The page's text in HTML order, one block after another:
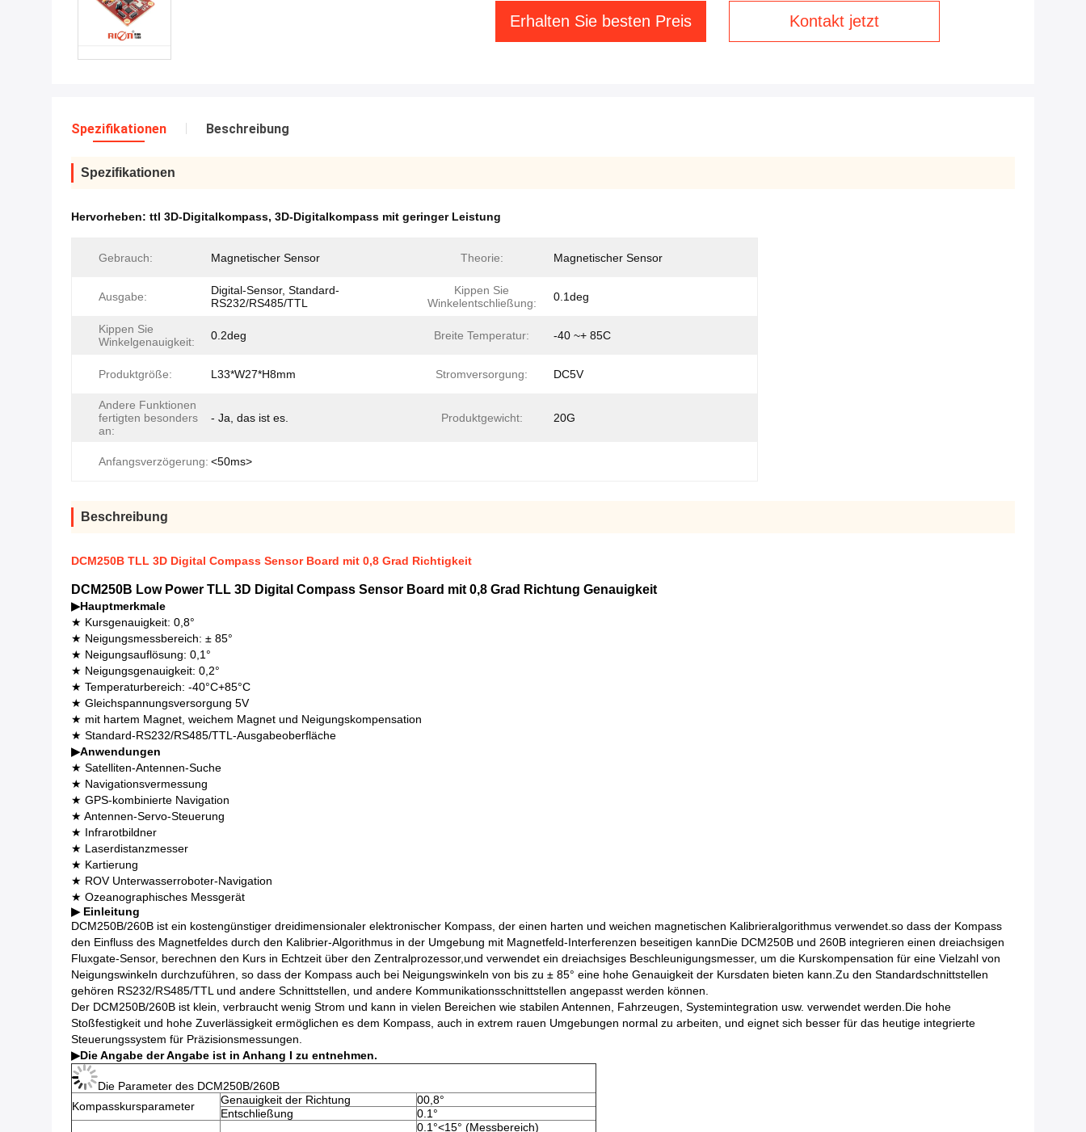
Erhalten Sie besten Preis Kontakt jetzt
Spezifikationen Beschreibung
Spezifikationen
Hervorheben: ttl 3D-Digitalkompass, 3D-Digitalkompass mit geringer Leistung
Gebrauch: Magnetischer Sensor Theorie: Magnetischer Sensor
Ausgabe:
Digital-Sensor, Standard-
RS232/RS485/TTL
Kippen Sie
Winkelentschließung:
0.1deg
Kippen Sie
Winkelgenauigkeit:
0.2deg Breite Temperatur: -40 ~+ 85C
Produktgröße: L33*W27*H8mm Stromversorgung: DC5V
Andere Funktionen
fertigten besonders
an:
- Ja, das ist es. Produktgewicht: 20G
Anfangsverzögerung: <50ms>
Beschreibung
DCM250B TLL 3D Digital Compass Sensor Board mit 0,8 Grad Richtigkeit
DCM250B Low Power TLL 3D Digital Compass Sensor Board mit 0,8 Grad Richtung Genauigkeit
▶Hauptmerkmale
★ Kursgenauigkeit: 0,8°
★ Neigungsmessbereich: ± 85°
★ Neigungsauflösung: 0,1°
★ Neigungsgenauigkeit: 0,2°
★ Temperaturbereich: -40°C+85°C
★ Gleichspannungsversorgung 5V
★ mit hartem Magnet, weichem Magnet und Neigungskompensation
★ Standard-RS232/RS485/TTL-Ausgabeoberfläche
▶Anwendungen
★ Satelliten-Antennen-Suche
★ Navigationsvermessung
★ GPS-kombinierte Navigation
★ Antennen-Servo-Steuerung
★ Infrarotbildner
★ Laserdistanzmesser
★ Kartierung
★ ROV Unterwasserroboter-Navigation
★ Ozeanographisches Messgerät
▶ Einleitung
DCM250B/260B ist ein kostengünstiger dreidimensionaler elektronischer Kompass, der einen harten und weichen magnetischen Kalibrieralgorithmus verwendet.so dass der Kompass
den Einfluss des Magnetfeldes durch den Kalibrier-Algorithmus in der Umgebung mit Magnetfeld-Interferenzen beseitigen kannDie DCM250B und 260B integrieren einen dreiachsigen
Fluxgate-Sensor, berechnen den Kurs in Echtzeit über den Zentralprozessor,und verwendet ein dreiachsiges Beschleunigungsmesser, um die Kurskompensation für eine Vielzahl von
Neigungswinkeln durchzuführen, so dass der Kompass auch bei Neigungswinkeln von bis zu ± 85° eine hohe Genauigkeit der Kursdaten bieten kann.Zu den Standardschnittstellen
gehören RS232/RS485/TTL und andere Schnittstellen, und andere Kommunikationsschnittstellen angepasst werden können.
Der DCM250B/260B ist klein, verbraucht wenig Strom und kann in vielen Bereichen wie stabilen Antennen, Fahrzeugen, Systemintegration usw. verwendet werden.Die hohe
Stoßfestigkeit und hohe Zuverlässigkeit ermöglichen es dem Kompass, auch in extrem rauen Umgebungen normal zu arbeiten, und eignet sich besser für das heutige integrierte
Steuerungssystem für Präzisionsmessungen.
▶Die Angabe der Angabe ist in Anhang I zu entnehmen.
Die Parameter des DCM250B/260B
Kompasskursparameter
Genauigkeit der Richtung
00,8°
Entschließung
0.1°
0.1°<15° (Messbereich)